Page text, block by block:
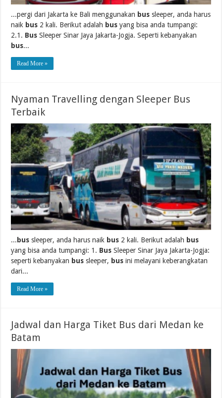
...pergi dari Jakarta ke Bali menggunakan bus sleeper, anda harus
naik bus 2 kali. Berikut adalah bus yang bisa anda tumpangi:
2.1. Bus Sleeper Sinar Jaya Jakarta-Jogja. Seperti kebanyakan
bus...
Read More »
Nyaman Travelling dengan Sleeper Bus
Terbaik
... bus sleeper, anda harus naik bus 2 kali. Berikut adalah bus
yang bisa anda tumpangi: 1. Bus Sleeper Sinar Jaya Jakarta-Jogja:
seperti kebanyakan bus sleeper, bus ini melayani keberangkatan
dari...
Read More »
Jadwal dan Harga Tiket Bus dari Medan ke
Batam